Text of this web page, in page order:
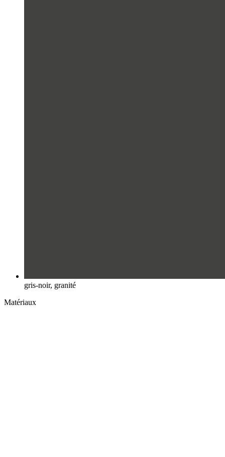
gris-noir, granité
Matériaux